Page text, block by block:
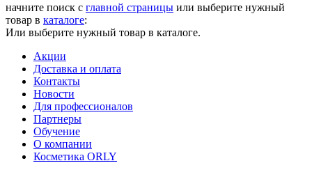
начните поиск с главной страницы или выберите нужный
товар в каталоге:
Или выберите нужный товар в каталоге.
Акции
Доставка и оплата
Контакты
Новости
Для профессионалов
Партнеры
Обучение
О компании
Косметика ORLY